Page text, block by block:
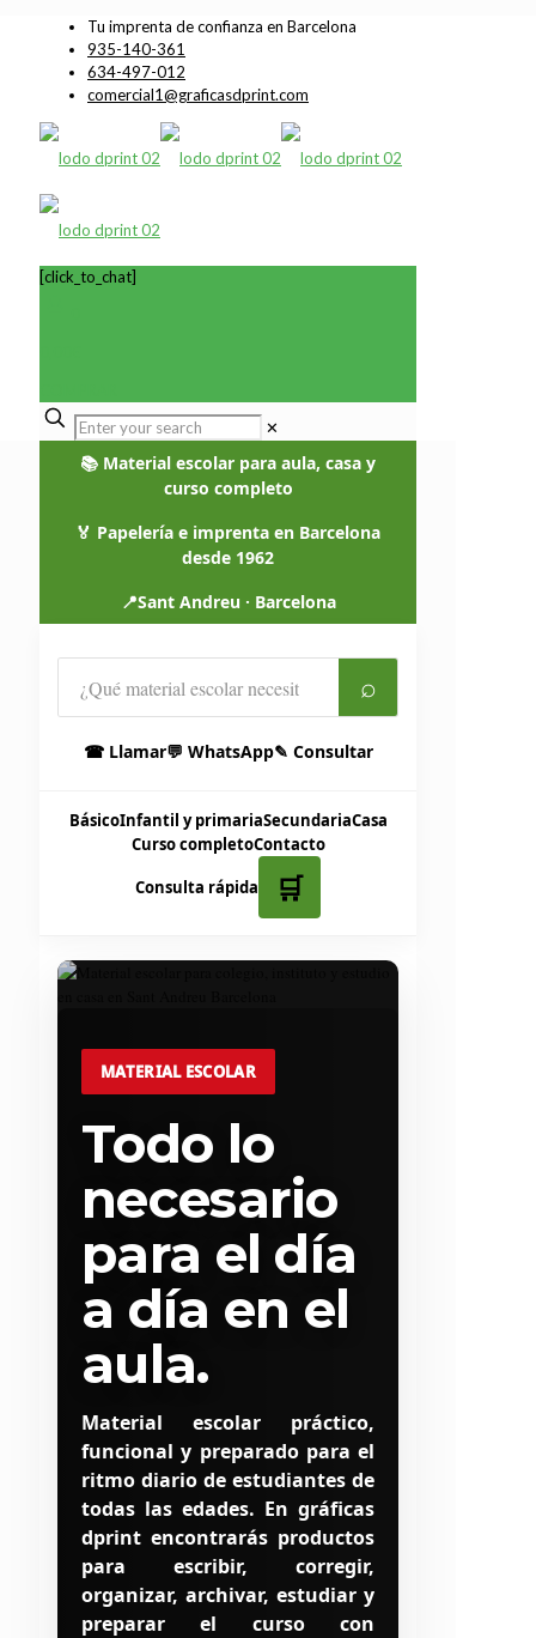
Tu imprenta de confianza en Barcelona
935-140-361
634-497-012
comercial1@graficasdprint.com
[click_to_chat]
✕
📚 Material escolar para aula, casa y
curso completo
🏅 Papelería e imprenta en Barcelona
desde 1962
📍Sant Andreu · Barcelona
⌕
☎ Llamar💬 WhatsApp✎ Consultar
BásicoInfantil y primariaSecundariaCasa
Curso completoContacto
Consulta rápida
🛒
MATERIAL ESCOLAR
Todo lo
necesario
para el día
a día en el
aula.
Material escolar práctico,
funcional y preparado para el
ritmo diario de estudiantes de
todas las edades. En gráficas
dprint encontrarás productos
para escribir, corregir,
organizar, archivar, estudiar y
preparar el curso con